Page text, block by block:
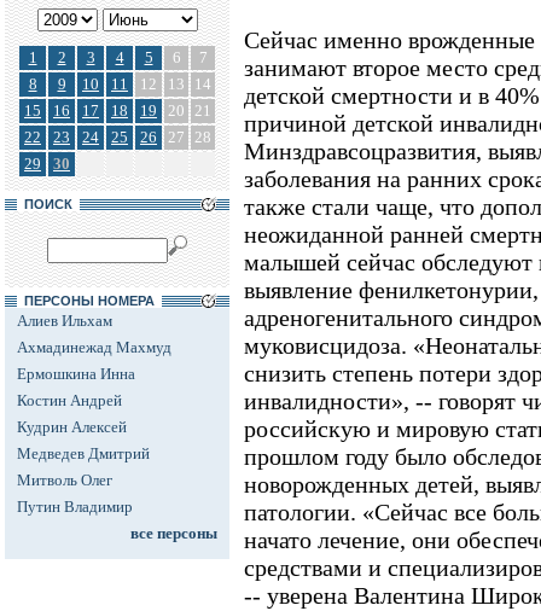
1 2 3 4 5 6
7
8
9 10 11 12 13
14
15
16 17 18 19 20 21
22
23 24 25 26 27 28
29
30
ПОИСК
ПЕРСОНЫ НОМЕРА
Алиев Ильхам
Ахмадинежад Махмуд
Ермошкина Инна
Костин Андрей
Кудрин Алексей
Медведев Дмитрий
Митволь Олег
Путин Владимир
все персоны
Сейчас именно врожденные
занимают второе место
детской смертности и в
причиной детской
Минздравсоцразвития,
заболевания на ранних
также стали чаще, что
неожиданной ранней
малышей сейчас обследуют
выявление
адреногенитального
муковисцидоза.
снизить степень потери
инвалидности», -- говорят
российскую и мировую
прошлом году было
новорожденных детей,
патологии. «Сейчас все
начато лечение, они
средствами и
-- уверена Валентина